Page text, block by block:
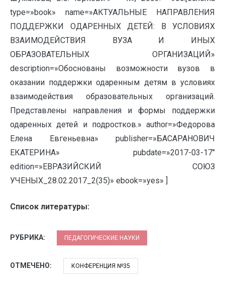
type=»book» name=»АКТУАЛЬНЫЕ НАПРАВЛЕНИЯ
ПОДДЕРЖКИ ОДАРЕННЫХ ДЕТЕЙ: В УСЛОВИЯХ
ВЗАИМОДЕЙСТВИЯ ВУЗА И ИНЫХ
ОБРАЗОВАТЕЛЬНЫХ ОРГАНИЗАЦИЙ»
description=»Обоснованы возможности вузов в
оказании поддержки одаренным детям в условиях
взаимодействия образовательных организаций.
Представлены направления и формы поддержки
одаренных детей и подростков.» author=»Федорова
Елена Евгеньевна» publisher=»БАСАРАНОВИЧ
ЕКАТЕРИНА» pubdate=»2017-03-17″
edition=»ЕВРАЗИЙСКИЙ СОЮЗ
УЧЕНЫХ_28.02.2017_2(35)» ebook=»yes» ]
Список литературы:
РУБРИКА: ПЕДАГОГИЧЕСКИЕ НАУКИ
ОТМЕЧЕНО: КОНФЕРЕНЦИЯ №35